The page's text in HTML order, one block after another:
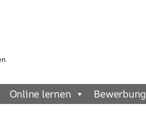
Online lernen Bewerbung